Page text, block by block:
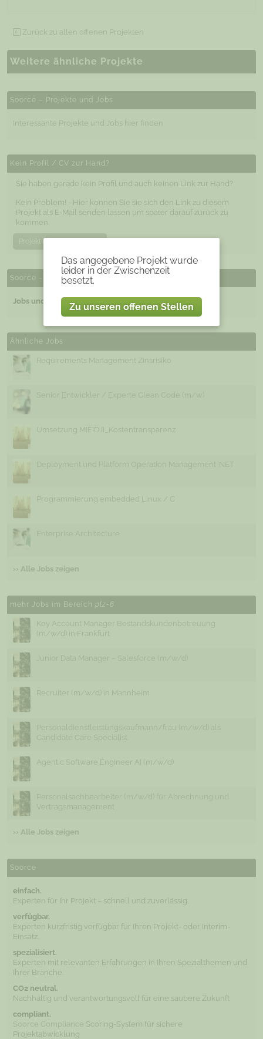
Das angegebene Projekt wurde
leider in der Zwischenzeit
besetzt.
Zu unseren offenen Stellen
Zurück zu allen offenen Projekten
Weitere ähnliche Projekte
Soorce – Projekte und Jobs
Interessante Projekte und Jobs hier finden
Kein Profil / CV zur Hand?
Sie haben gerade kein Profil und auch keinen Link zur Hand?
Kein Problem! - Hier können Sie sie sich den Link zu diesem
Projekt als E-Mail senden lassen um später darauf zurück zu
kommen.
Projekt als E-Mail senden
Soorce – Karriere
Jobs und Stellenangebote bei Soorce intern
Ähnliche Jobs
Requirements Management Zinsrisiko
Senior Entwickler / Experte Clean Code (m/w)
Umsetzung MIFID II_Kostentransparenz
Deployment und Platform Operation Management .NET
Programmierung embedded Linux / C
Enterprise Architecture
›› Alle Jobs zeigen
mehr Jobs im Bereich plz-6
Key Account Manager Bestandskundenbetreuung
(m/w/d) in Frankfurt
Junior Data Manager – Salesforce (m/w/d)
Recruiter (m/w/d) in Mannheim
Personaldienstleistungskaufmann/frau (m/w/d) als
Candidate Care Specialist
Agentic Software Engineer AI (m/w/d)
Personalsachbearbeiter (m/w/d) für Abrechnung und
Vertragsmanagement
›› Alle Jobs zeigen
Soorce
einfach.
Experten für Ihr Projekt – schnell und zuverlässig.
verfügbar.
Experten kurzfristig verfügbar für Ihren Projekt- oder Interim-
Einsatz.
spezialisiert.
Experten mit relevanten Erfahrungen in Ihren Spezialthemen und
Ihrer Branche.
CO2 neutral.
Nachhaltig und verantwortungsvoll für eine saubere Zukunft
compliant.
Soorce Compliance Scoring-System für sichere
Projektabwicklung